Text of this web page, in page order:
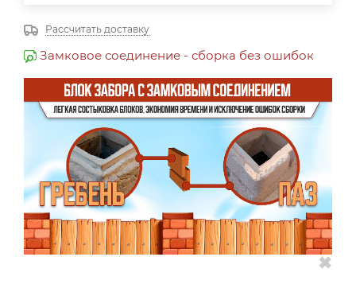
Рассчитать доставку
Замковое соединение - сборка без ошибок
✖